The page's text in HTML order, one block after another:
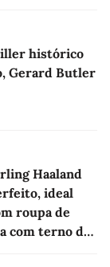
histórico
Gerard Butler
Haaland
ideal
roupa de
com terno de